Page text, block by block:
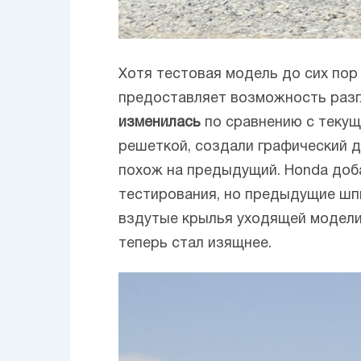
Хотя тестовая модель до сих
предоставляет возможность
изменилась по сравнению с
решеткой, создали графический
похож на предыдущий. Honda
тестирования, но предыдущие
вздутые крылья уходящей
теперь стал изящнее.